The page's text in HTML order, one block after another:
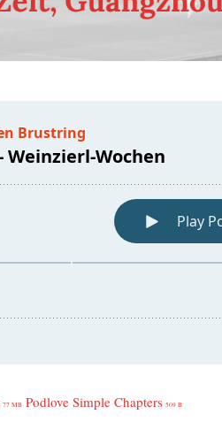
77 MB Pod­l­ove Simp­le Chap­ters 509 B